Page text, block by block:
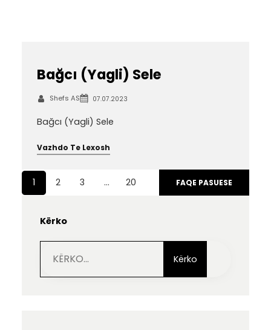
Bağcı (Yagli) Sele
Shefs AS 07.07.2023
Bağcı (Yagli) Sele
Vazhdo Te Lexosh
1 2 3 … 20 FAQE PASUESE
Kërko
Kërko